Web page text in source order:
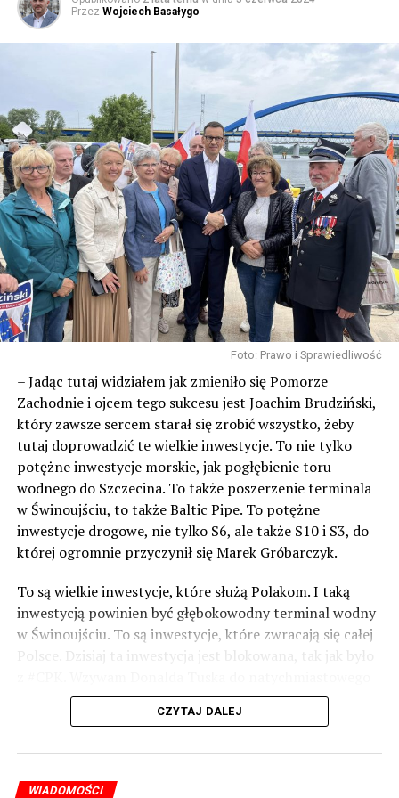
Pożar budynku gospodarczego w Rabiążu
Przez Wojciech Basałygo
Foto: Prawo i Sprawiedliwość
– Jadąc tutaj widziałem jak zmieniło się Pomorze
Zachodnie i ojcem tego sukcesu jest Joachim Brudziński,
który zawsze sercem starał się zrobić wszystko, żeby
tutaj doprowadzić te wielkie inwestycje. To nie tylko
potężne inwestycje morskie, jak pogłębienie toru
wodnego do Szczecina. To także poszerzenie terminala
w Świnoujściu, to także Baltic Pipe. To potężne
inwestycje drogowe, nie tylko S6, ale także S10 i S3, do
której ogromnie przyczynił się Marek Gróbarczyk.
To są wielkie inwestycje, które służą Polakom. I taką
inwestycją powinien być głębokowodny terminal wodny
w Świnoujściu. To są inwestycje, które zwracają się całej
Polsce. Dzisiaj ta inwestycja jest blokowana, tak jak było
odblokowania CPK.
wykorzystać wspaniały potencjał Zachodniego Pomorza,
o którym śp. Lech Kaczyński powiedział, że jest naszą
CZYTAJ DALEJ
WIADOMOŚCI